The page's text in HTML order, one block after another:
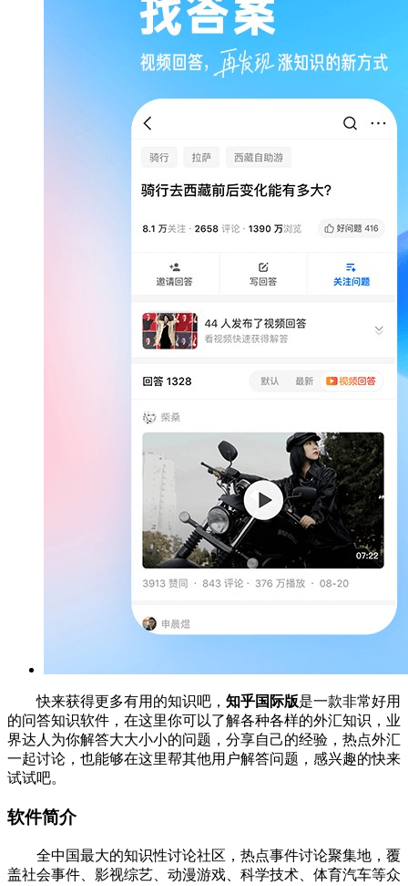
快来获得更多有用的知识吧， 知乎国际版是一款非常好用
的问答知识软件，在这里你可以了解各种各样的外汇知识，业
界达人为你解答大大小小的问题，分享自己的经验，热点外汇
一起讨论，也能够在这里帮其他用户解答问题，感兴趣的快来
试试吧。
软件简介
全中国最大的知识性讨论社区，热点事件讨论聚集地，覆
盖社会事件、影视综艺、动漫游戏、科学技术、体育汽车等众